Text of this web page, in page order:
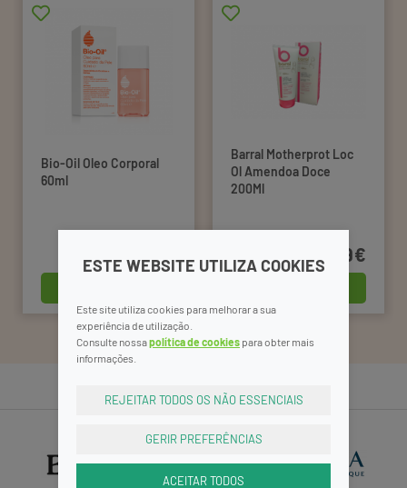
ESTE WEBSITE UTILIZA COOKIES
Este site utiliza cookies para melhorar a sua
experiência de utilização.
Consulte nossapolítica de cookies para obter mais
informações.
REJEITAR TODOS OS NÃO ESSENCIAIS
GERIR PREFERÊNCIAS
ACEITAR TODOS
Bio-Oil Oleo Corporal
60ml
14,55€
Barral Motherprot Loc
Ol Amendoa Doce
200Ml
28,49€